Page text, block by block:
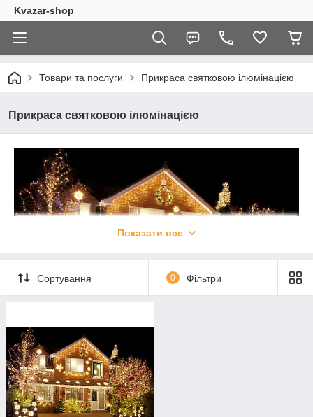
Kvazar-shop
Товари та послуги Прикраса святковою ілюмінацією
Прикраса святковою ілюмінацією
Показати все
Сортування 0 Фільтри